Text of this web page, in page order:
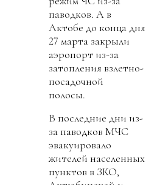
паводков. А в
Актобе до конца дня
27 марта закрыли
аэропорт из-за
затопления взлетно-
посадочной
полосы.
В последние дни из-
за паводков МЧС
эвакуировало
жителей населенных
пунктов в ЗКО,